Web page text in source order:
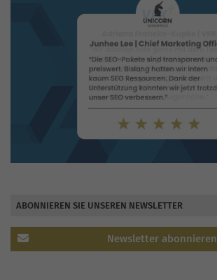
ABONNIEREN SIE UNSEREN NEWSLETTER
Newsletter abonnieren